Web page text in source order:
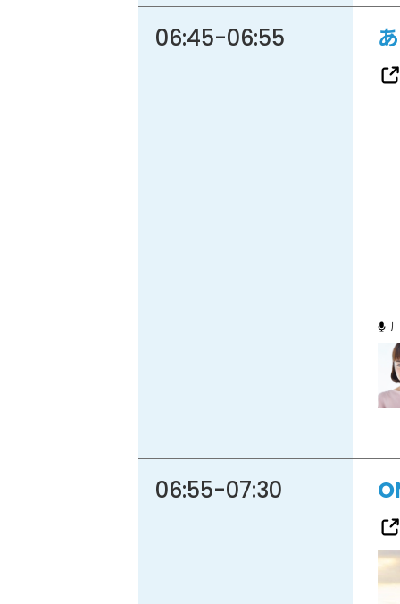
Main 86.3 MHz
82.2MHz
82.0MHz
77.8MHz
87.1MHz
06:45-06:55
06:55-07:30